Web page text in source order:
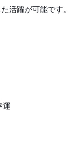
活躍が可能です。
運